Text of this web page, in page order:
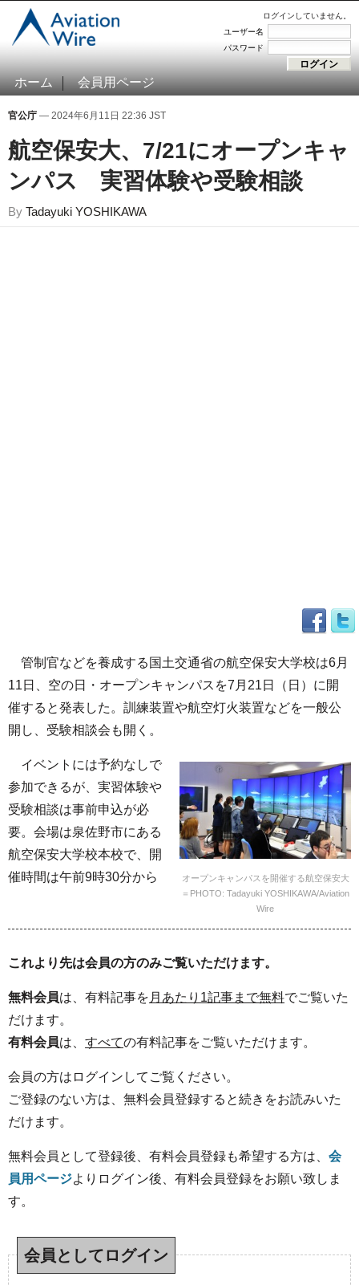
ログインしていません。
ユーザー名
パスワード
ホーム 会員用ページ
官公庁 — 2024年6月11日 22:36 JST
航空保安大、7/21にオープンキャ
ンパス 実習体験や受験相談
By Tadayuki YOSHIKAWA
管制官などを養成する国土交通省の航空保安大学校は6月
11日、空の日・オープンキャンパスを7月21日（日）に開
催すると発表した。訓練装置や航空灯火装置などを一般公
開し、受験相談会も開く。
オープンキャンパスを開催する航空保安大
＝PHOTO: Tadayuki YOSHIKAWA/Aviation
Wire
イベントには予約なしで
参加できるが、実習体験や
受験相談は事前申込が必
要。会場は泉佐野市にある
航空保安大学校本校で、開
催時間は午前9時30分から
これより先は会員の方のみご覧いただけます。
無料会員は、有料記事を 月あたり1記事まで無料でご覧いた
だけます。
有料会員は、 すべての有料記事をご覧いただけます。
会員の方はログインしてご覧ください。
ご登録のない方は、無料会員登録すると続きをお読みいた
だけます。
無料会員として登録後、有料会員登録も希望する方は、 会
員用ページよりログイン後、有料会員登録をお願い致しま
す。
会員としてログイン